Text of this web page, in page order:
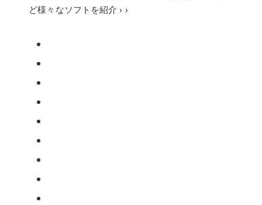
ど様々なソフトを紹介 › ›